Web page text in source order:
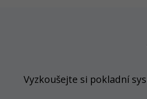
Vyzkoušejte si pokladní